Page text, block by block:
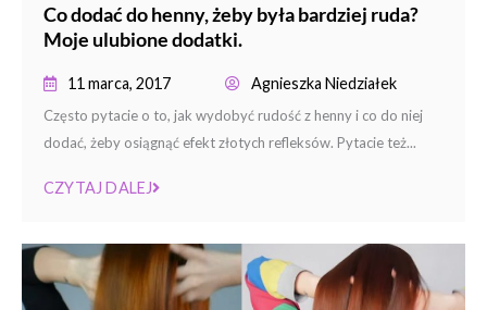
Co dodać do henny, żeby była bardziej ruda?
Moje ulubione dodatki.
11 marca, 2017 Agnieszka Niedziałek
Często pytacie o to, jak wydobyć rudość z henny i co do niej
dodać, żeby osiągnąć efekt złotych refleksów. Pytacie też...
CZYTAJ DALEJ